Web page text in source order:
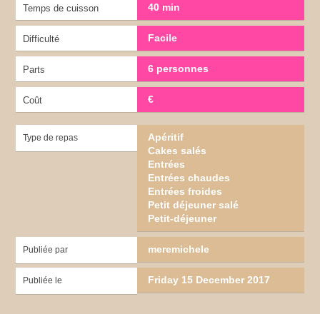
Temps de cuisson 40 min
Difficulté Facile
Parts 6 personnes
Coût €
Type de repas
Apéritif
Cakes salés
Entrées
Entrées chaudes
Entrées froides
Petit déjeuner salé
Petit-déjeuner
Publiée par meremichele
Publiée le Friday 15 December 2017